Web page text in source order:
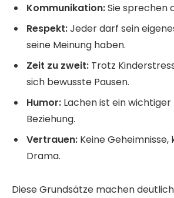
Kommunikation:Sie sprechen
Respekt:Jeder darf sein
seine Meinung haben.
Zeit zu zweit: Trotz
sich bewusste Pausen.
Humor: Lachen ist ein
Beziehung.
Vertrauen: Keine Geheimnisse,
Drama.
Diese Grundsätze machen